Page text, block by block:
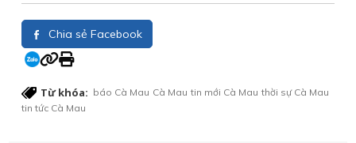
Chia sẻ Facebook
Từ khóa: báo Cà Mau Cà Mau tin mới Cà Mau thời sự Cà Mau
tin tức Cà Mau